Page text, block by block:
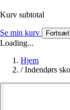
Kurv subtotal
Se min kurv Fortsæt
Loading...
Hjem
/ Indendørs